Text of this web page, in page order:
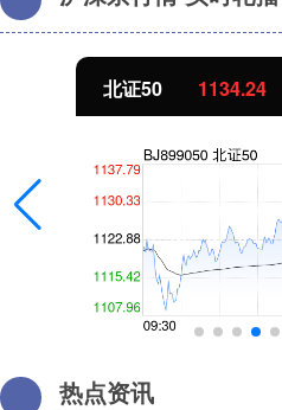
北证50 1134.24
热点资讯